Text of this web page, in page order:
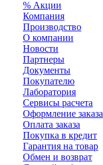
% Акции
Компания
Производство
О компании
Новости
Партнеры
Документы
Покупателю
Лаборатория
Сервисы расчета
Оформление заказа
Оплата заказа
Покупка в кредит
Гарантия на товар
Обмен и возврат